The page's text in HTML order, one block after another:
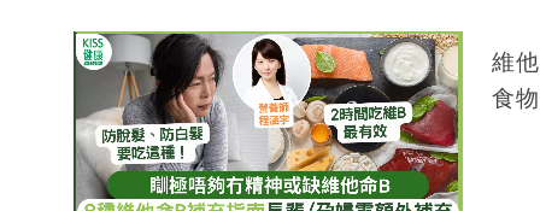
維
食